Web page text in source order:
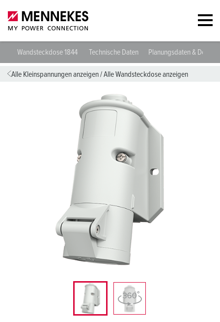
Wandsteckdose 1844 Technische Daten Planungsdaten &
Alle Kleinspannungen anzeigen/Alle Wandsteckdose anzeigen